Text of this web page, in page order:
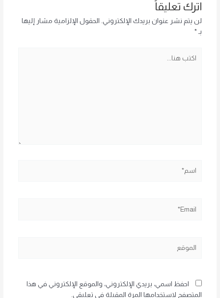
اترك تعليقاً
لن يتم نشر عنوان بريدك الإلكتروني. الحقول الإلزامية مشار إليها
بـ *
احفظ اسمي، بريدي الإلكتروني، والموقع الإلكتروني في هذا
المتصفح لاستخدامها المرة المقبلة في تعليقي.